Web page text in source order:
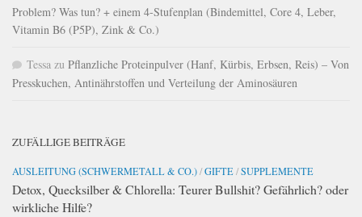
Problem? Was tun? + einem 4-Stufenplan (Bindemittel, Core 4, Leber,
Vitamin B6 (P5P), Zink & Co.)
Tessa zu Pflanzliche Proteinpulver (Hanf, Kürbis, Erbsen, Reis) – Von
Presskuchen, Antinährstoffen und Verteilung der Aminosäuren
ZUFÄLLIGE BEITRÄGE
AUSLEITUNG (SCHWERMETALL & CO.)/GIFTE/SUPPLEMENTE
Detox, Quecksilber & Chlorella: Teurer Bullshit? Gefährlich? oder
wirkliche Hilfe?